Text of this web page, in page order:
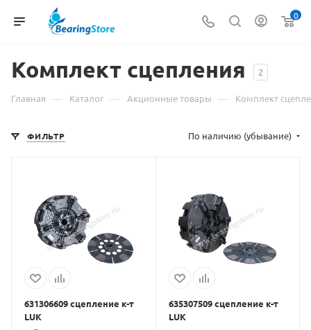
0
Комплект сцепления 2
Главная — Каталог — Акционные товары — Комплект
ФИЛЬТР По наличию (убывание)
631306609 сцепление к-т
LUK
635307509 сцепление к-т
LUK